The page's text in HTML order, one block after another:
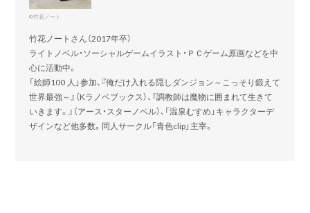
©竹花ノート
竹花ノートさん（2017年卒）
ライトノベル・ソーシャルゲームイラスト・ＰＣゲーム原画などを中
心に活動中。
「絵師100 人」参加、『俺だけ入れる隠しダンジョン～こっそり鍛えて
世界最強～』（Kラノベブックス）、『調教師は魔物に囲まれて生きて
いきます。』（アース・スターノベル）、「温泉むすめ」キャラクターデ
ザインなど他多数。同人サークル「青色clip」主宰。